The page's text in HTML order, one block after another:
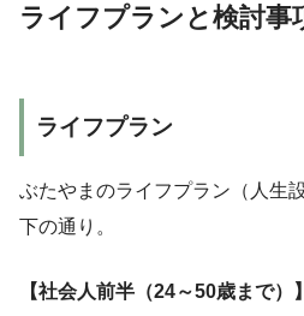
ライフプランと検討事
ライフプラン
ぶたやまのライフプラン（人生
下の通り。
【社会人前半（24～50歳まで） 】